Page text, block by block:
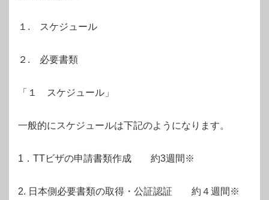
１. スケジュール
２. 必要書類
「１ スケジュール」
一般的にスケジュールは下記のようになります。
1．TTビザの申請書類作成 約3週間※
2. 日本側必要書類の取得・公証認証 約４週間※